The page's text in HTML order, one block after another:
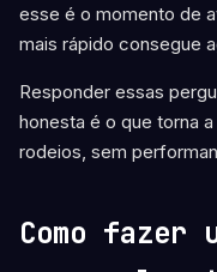
esse é o momento de
mais rápido consegue
Responder essas
honesta é o que torna
rodeios, sem
Como fazer